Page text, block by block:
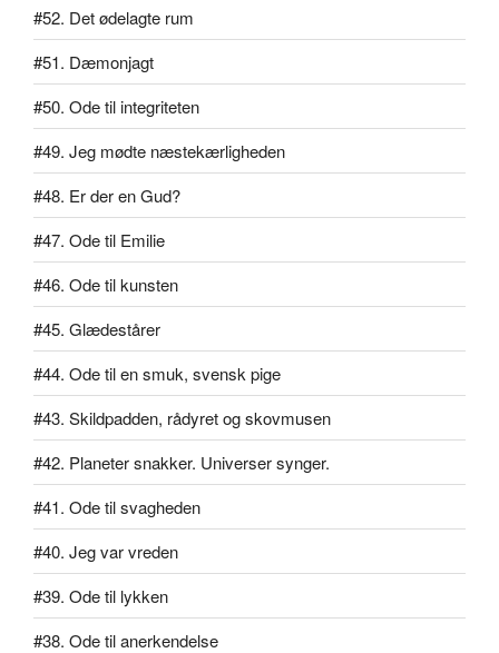
#52. Det ødelagte rum
#51. Dæmonjagt
#50. Ode til integriteten
#49. Jeg mødte næstekærligheden
#48. Er der en Gud?
#47. Ode til Emilie
#46. Ode til kunsten
#45. Glædestårer
#44. Ode til en smuk, svensk pige
#43. Skildpadden, rådyret og skovmusen
#42. Planeter snakker. Universer synger.
#41. Ode til svagheden
#40. Jeg var vreden
#39. Ode til lykken
#38. Ode til anerkendelse